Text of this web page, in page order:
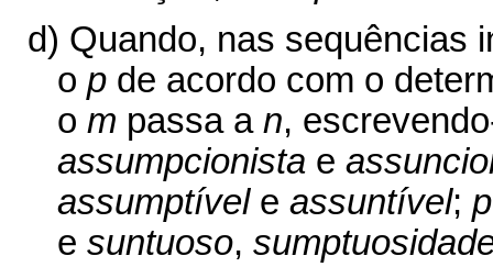
d) Quando, nas sequências
o p de acordo com o
o m passa a n,
assumpcionista e
assumptívele assuntível;
e suntuoso,